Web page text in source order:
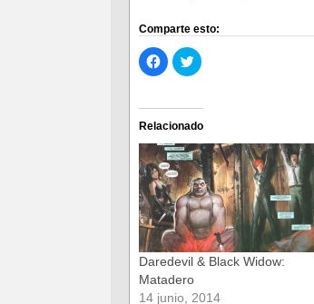
Comparte esto:
Haz
clic
para
Facebook
(Se
abre
en
una
ventana
nueva)
Haz
clic
Twitter
(Se
abre
en
una
ventana
nueva)
Relacionado
Daredevil & Black Widow:
Matadero
14 junio, 2014